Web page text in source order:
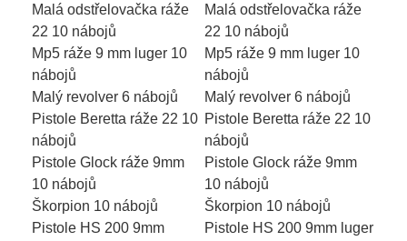
Malá odstřelovačka ráže
22 10 nábojů
Mp5 ráže 9 mm luger 10
nábojů
Malý revolver 6 nábojů
Pistole Beretta ráže 22 10
nábojů
Pistole Glock ráže 9mm
10 nábojů
Škorpion 10 nábojů
Pistole HS 200 9mm
Malá odstřelovačka ráže
22 10 nábojů
Mp5 ráže 9 mm luger 10
nábojů
Malý revolver 6 nábojů
Pistole Beretta ráže 22 10
nábojů
Pistole Glock ráže 9mm
10 nábojů
Škorpion 10 nábojů
Pistole HS 200 9mm luger